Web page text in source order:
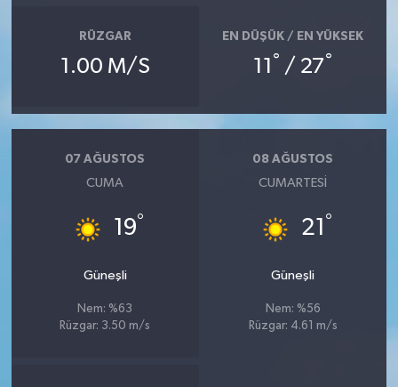
RÜZGAR
1.00 M/S
EN DÜŞÜK / EN YÜKSEK
° / 27°
07 AĞUSTOS
CUMA
19°
Güneşli
Nem: %63
Rüzgar: 3.50 m/s
08 AĞUSTOS
CUMARTESI
21 °
Güneşli
Nem: %56
Rüzgar: 4.61 m/s